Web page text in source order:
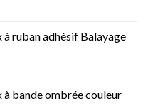
à ruban adhésif Balayage
à bande ombrée couleur